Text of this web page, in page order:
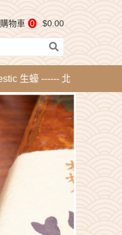
購物車 0 $0.00
北海道刺身 - 活帶